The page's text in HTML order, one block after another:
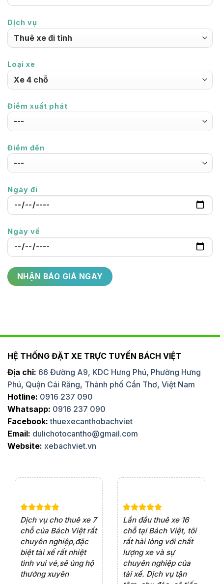
Dịch vụ
Loại xe
Điểm xuất phát
Điểm đến
Ngày đi
Ngày về
HỆ THỐNG ĐẶT XE TRỰC TUYẾN BÁCH VIỆT
Địa chỉ: 66 Đường A9, KDC Hưng Phú, Phường Hưng
Phú, Quận Cái Răng, Thành phố Cần Thơ, Việt Nam
Hotline: 0916 237 090
Whatsapp: 0916 237 090
Facebook: thuexecanthobachviet
Email: dulichotocantho@gmail.com
Website: xebachviet.vn
Dịch vụ cho thuê xe 7
chỗ của Bách Việt rất
chuyên nghiệp,đặc
biệt tài xế rất nhiệt
tình vui vẻ,sẽ ủng hộ
thường xuyên
Lần đầu thuê xe 16
chỗ tại Bách Việt, tôi
rất hài lòng với chất
lượng xe và sự
chuyên nghiệp của
tài xế. Dịch vụ tận